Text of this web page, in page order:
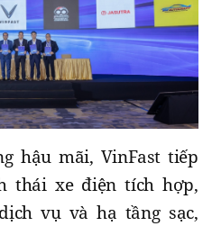
hậu mãi, VinFast tiếp
thái xe điện tích hợp,
vụ và hạ tầng sạc,